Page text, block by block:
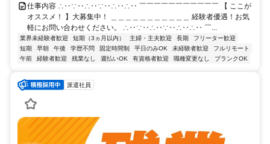
仕事内容 ∴‥∵‥∴‥∵‥∴‥∴‥ ￣￣￣￣￣￣￣￣￣￣￣ 【 ここが
オススメ！ 】大募集中！ ＿＿＿＿＿＿＿＿＿＿＿ 経験者優遇！お気
軽にお問い合わせください。 ∴‥∵‥∴‥∵‥∴‥∴‥ ￣...
業界未経験者歓迎 短期（3ヵ月以内） 主婦・主夫歓迎 長期
フリーター歓迎
短期
早朝 午後 学歴不問 固定時間制 平日のみOK 未経験者歓迎
フルリモート
午前
経験者歓迎 残業なし 週払いOK 有資格者歓迎 職種変更なし ブランクOK
派遣社員